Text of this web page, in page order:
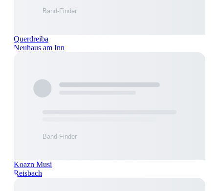
Querdreiba
Neuhaus am Inn
Koazn Musi
Reisbach